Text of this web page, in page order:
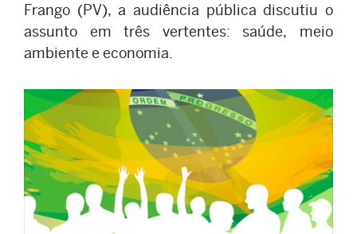
Frango (PV), a audiência pública discutiu o
assunto em três vertentes: saúde, meio
ambiente e economia.